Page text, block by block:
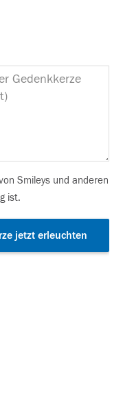
Smileys und anderen
ist.
jetzt erleuchten